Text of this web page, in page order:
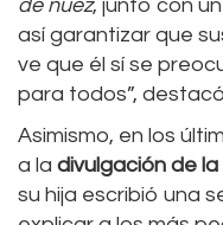
de nuez, junto con
así garantizar que
ve que él sí se
para todos”,
Asimismo, en los
a la divulgación de
su hija escribió una